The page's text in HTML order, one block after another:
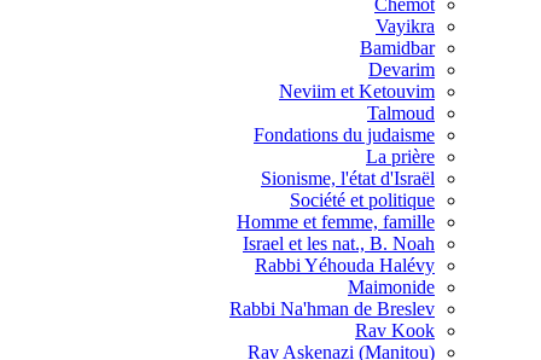
Chemot
Vayikra
Bamidbar
Devarim
Neviim et Ketouvim
Talmoud
Fondations du judaisme
La prière
Sionisme, l'état d'Israël
Société et politique
Homme et femme, famille
Israel et les nat., B. Noah
Rabbi Yéhouda Halévy
Maimonide
Rabbi Na'hman de Breslev
Rav Kook
(Rav Askenazi (Manitou